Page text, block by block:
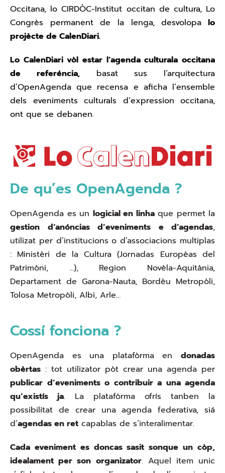
Occitana, lo CIRDÒC-Institut occitan de cultura, Lo
Congrès permanent de la lenga, desvolopa lo
projècte de CalenDiari.
Lo CalenDiari vòl estar l’agenda culturala occitana
de referéncia,basat sus l’arquitectura
d’OpenAgenda que recensa e aficha l’ensemble
dels eveniments culturals d’expression occitana,
ont que se debanen.
De qu’es OpenAgenda ?
OpenAgenda es un logicial en linhaque permet la
gestion d’anóncias d’eveniments e d’agendas,
utilizat per d’institucions o d’associacions multiplas
: Ministèri de la Cultura (Jornadas Europèas del
Patrimòni, …), Region Novèla-Aquitània,
Departament de Garona-Nauta, Bordèu Metropòli,
Tolosa Metropòli, Albi, Arle…
Cossí fonciona ?
OpenAgenda es una platafòrma en donadas
obèrtas : tot utilizator pòt crear una agenda per
publicar d’eveniments o contribuir a una agenda
qu’existís ja. La platafòrma ofrís tanben la
possibilitat de crear una agenda federativa, siá
d’agendas en ret capablas de s’interalimentar.
Cada eveniment es doncas sasit sonque un còp,
idealament per son organizator. Aquel item unic